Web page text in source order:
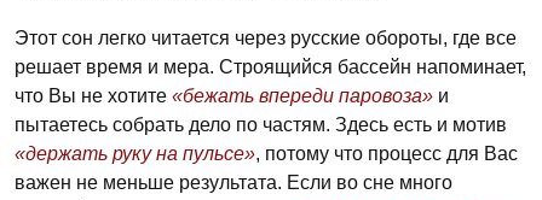
Этот сон легко читается через русские обороты, где все
решает время и мера. Строящийся бассейн напоминает,
что Вы не хотите «бежать впереди паровоза» и
пытаетесь собрать дело по частям. Здесь есть и мотив
«держать руку на пульсе», потому что процесс для Вас
важен не меньше результата. Если во сне много